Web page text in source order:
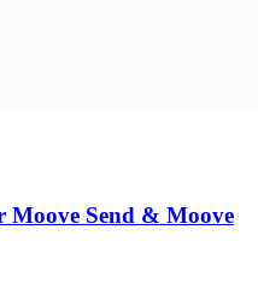
Moove Send & Moove